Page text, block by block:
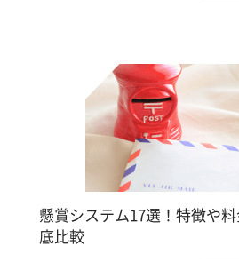
懸賞システム17選！特徴や
底比較